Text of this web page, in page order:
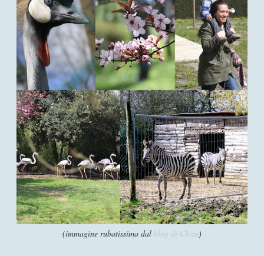
(immagine rubatissima dal blog di Chizu)